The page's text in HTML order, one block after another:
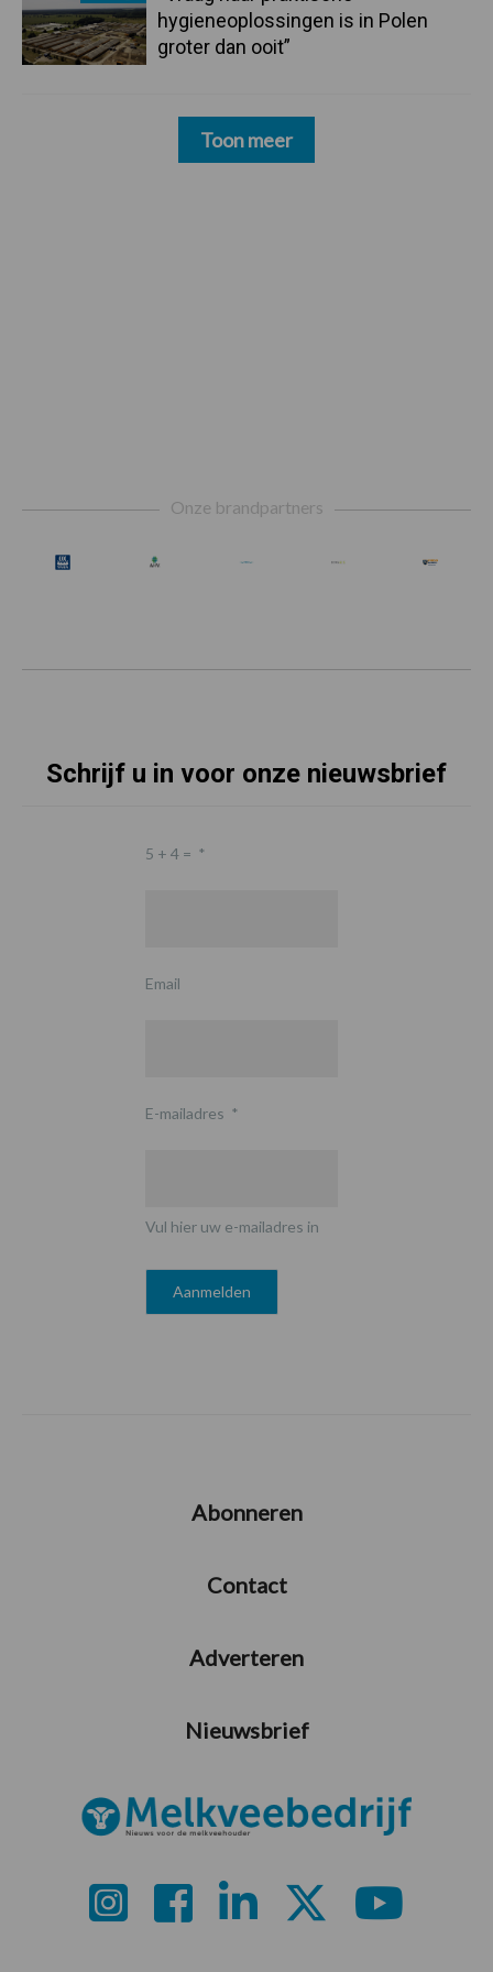
hygieneoplossingen is in Polen
groter dan ooit”
Toon meer
Onze brandpartners
Schrijf u in voor onze nieuwsbrief
5 + 4 = *
Email
E-mailadres *
Vul hier uw e-mailadres in
Abonneren
Contact
Adverteren
Nieuwsbrief